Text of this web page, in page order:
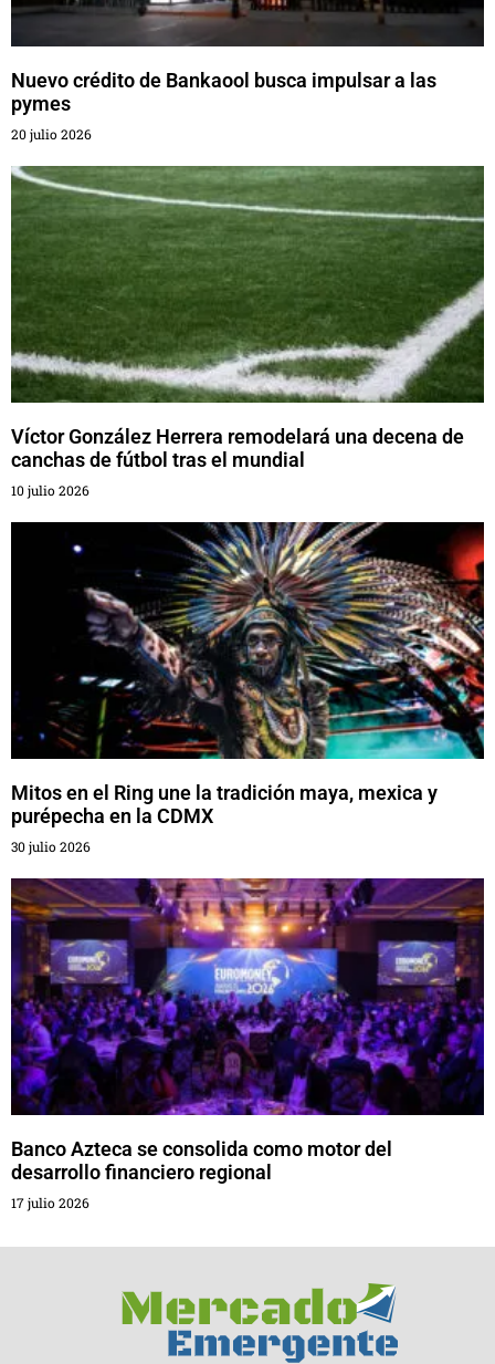
Nuevo crédito de Bankaool busca impulsar a las
pymes
20 julio 2026
Víctor González Herrera remodelará una decena de
canchas de fútbol tras el mundial
10 julio 2026
Mitos en el Ring une la tradición maya, mexica y
purépecha en la CDMX
30 julio 2026
Banco Azteca se consolida como motor del
desarrollo financiero regional
17 julio 2026